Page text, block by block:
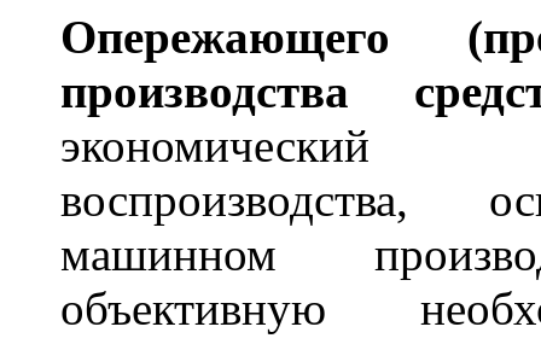
Опережающего
производства
экономический
воспроизводства,
машинном
объективную